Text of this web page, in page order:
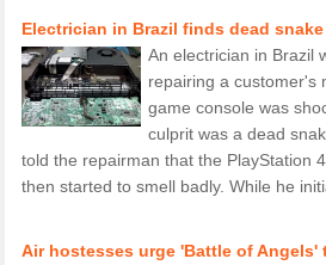
Electrician in Brazil finds dead snake
An electrician in Brazil
repairing a customer's
game console was
culprit was a dead
told the repairman that the PlayStation
then started to smell badly. While he
Air hostesses urge 'Battle of Angels'